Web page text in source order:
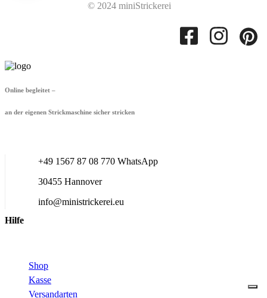
© 2024 miniStrickerei
Online begleitet –
an der eigenen Strickmaschine sicher stricken
+49 1567 87 08 770 WhatsApp
30455 Hannover
info@ministrickerei.eu
Hilfe
Shop
Kasse
Versandarten